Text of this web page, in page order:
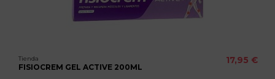
Tienda
FISIOCREM GEL ACTIVE 200ML
17,95 €